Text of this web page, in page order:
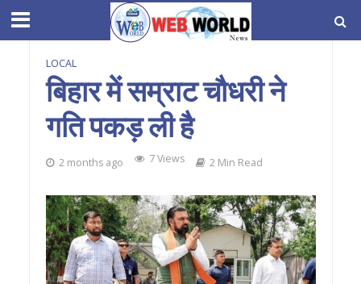
LOCAL
बिहार में सम्राट चौधरी ने
गति पकड़ ली है
2 months ago 7 Views 2 Min Read